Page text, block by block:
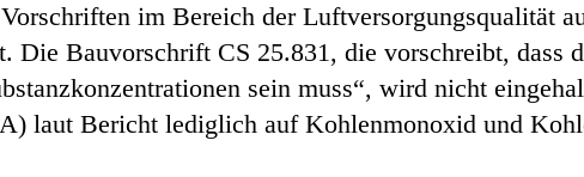
im Bereich der Luftversorgungsqualität
Die Bauvorschrift CS 25.831, die vorschreibt, dass
sein muss“, wird nicht
laut Bericht lediglich auf Kohlenmonoxid und